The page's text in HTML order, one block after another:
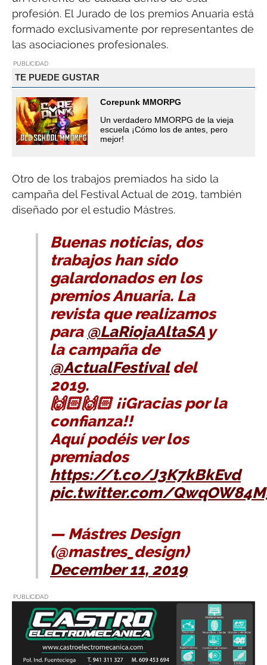
profesión. El Jurado de los premios Anuaria está
formado exclusivamente por representantes de
las asociaciones profesionales.
PUBLICIDAD
TE PUEDE GUSTAR
Corepunk MMORPG
Un verdadero MMORPG de la vieja
escuela ¡Cómo los de antes, pero
mejor!
Otro de los trabajos premiados ha sido la
campaña del Festival Actual de 2019, también
diseñado por el estudio Mástres.
Buenas noticias, dos
trabajos han sido
galardonados en los
premios Anuaria. La
revista que realizamos
para @LaRiojaAltaSAy
la campaña de
@ActualFestivaldel
2019.
🙌🏻🙌🏻 ¡¡Gracias por la
confianza!!
Aquí podéis ver los
premiados
https://t.co/J3K7kBkEvd
pic.twitter.com/
— Mástres Design
(@mastres_design)
December 11, 2019
PUBLICIDAD